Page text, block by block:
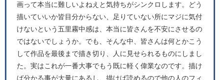
画って本当に難しいよねえと気持ちがシンクロします。どう
描いていいか皆目分からない、足りていない所にマジに気付
けないという五里霧中感は、本当に皆さんを不安にさせるの
ではないでしょうか。でも、そんな中、皆さんは何とかこう
して作品を最後まで描き切り、人に見せられるものにしまし
た。実はこれが一番大事でもう既に軽く偉業なのです。描け
ば分かる事が大量にあるし、描けば読めるので他の人のフィ